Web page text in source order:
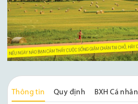
Thông tin Quy định BXH Cá nhân